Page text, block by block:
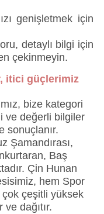
genişletmek için
detaylı bilgi için
çekinmeyin.
itici güçlerimiz
bize kategori
ve değerli bilgiler
sonuçlanır.
Şamandırası,
Baş
Çin Hunan
hem Spor
çeşitli yüksek
dağıtır.